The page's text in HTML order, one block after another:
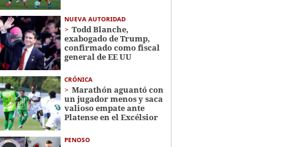
NUEVA AUTORIDAD
Todd Blanche,
exabogado de Trump,
confirmado como fiscal
general de EE UU
CRÓNICA
Marathón aguantó con
un jugador menos y saca
valioso empate ante
Platense en el Excélsior
PENOSO